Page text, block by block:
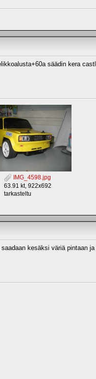
säädin kera
IMG_4598.jpg
63.91 kt, 922x692
tarkasteltu
kesäksi väriä pintaan